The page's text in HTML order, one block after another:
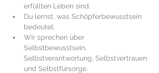
erfüllten Leben sind.
Du lernst, was Schöpferbewusstsein
bedeutet.
Wir sprechen über
Selbstbewusstsein,
Selbstverantwortung, Selbstvertrauen
und Selbstfürsorge.